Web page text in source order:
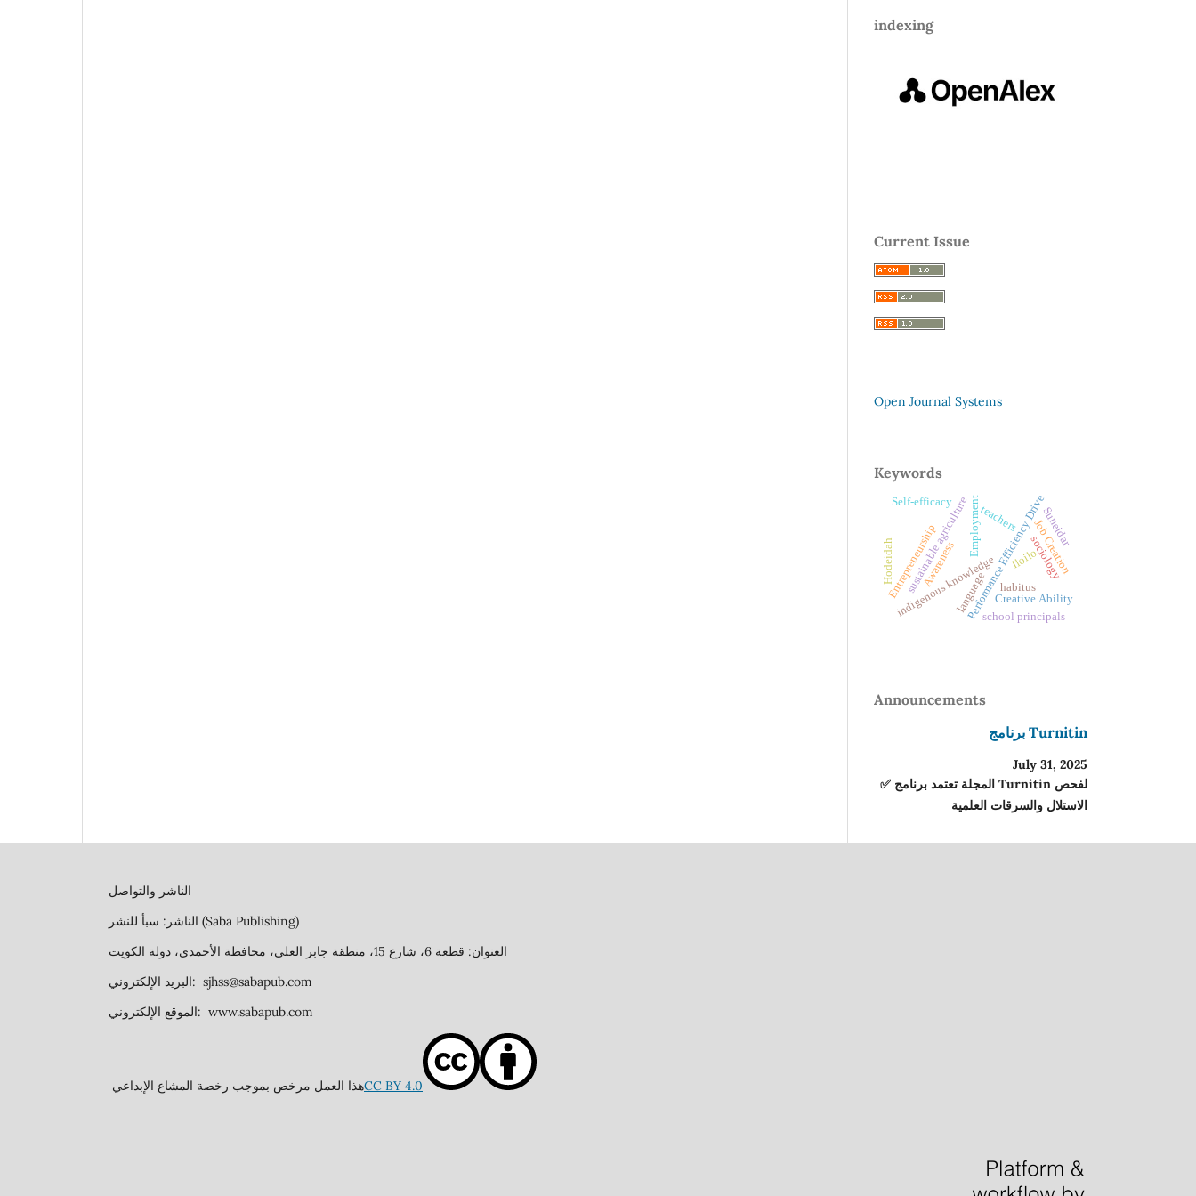
indexing
Current Issue
Open Journal Systems
Keywords
Employment
Performance Efficiency Drive
indigenous knowledge Iloilo
sustainable agriculture Job Creation
Entrepreneurship Creative Ability
Self-efficacy
Hodeidah
teachers
school principals
habitus
sociology
language
Awareness
Suneidar
Announcements
برنامج Turnitin
July 31, 2025
✅ المجلة تعتمد برنامج Turnitin لفحص
الاستلال والسرقات العلمية
الناشر والتواصل
الناشر: سبأ للنشر (Saba Publishing)
العنوان: قطعة 6، شارع 15، منطقة جابر العلي، محافظة الأحمدي، دولة الكويت
البريد الإلكتروني: sjhss@sabapub.com
الموقع الإلكتروني: www.sabapub.com
هذا العمل مرخص بموجب رخصة المشاع الإبداعيCC BY 4.0